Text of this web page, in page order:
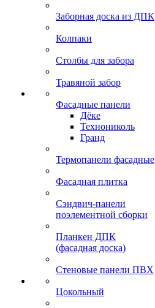
Заборная доска из ДПК
Колпаки
Столбы для забора
Травяной забор
Фасадные панели
Дёке
Технониколь
Гранд
Термопанели фасадные
Фасадная плитка
Сэндвич-панели
поэлементной сборки
Планкен ДПК
(фасадная доска)
Стеновые панели ПВХ
Цокольный